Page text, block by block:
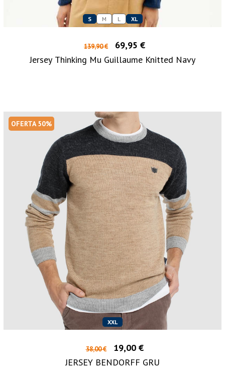
S M L XL
139,90 €
69,95 €
Jersey Thinking Mu Guillaume Knitted Navy
OFERTA 50%
XXL
38,00 €
19,00 €
JERSEY BENDORFF GRU